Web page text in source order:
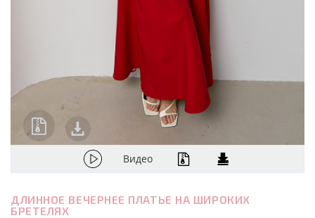
Видео
ДЛИННОЕ ВЕЧЕРНЕЕ ПЛАТЬЕ НА ШИРОКИХ
БРЕТЕЛЯХ